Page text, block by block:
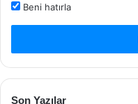
Beni hatırla
Son Yazılar